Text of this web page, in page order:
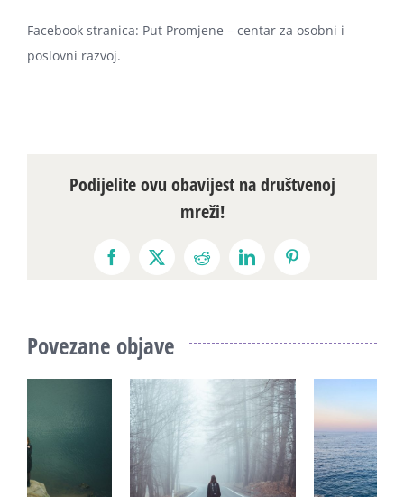
Facebook stranica: Put Promjene – centar za osobni i
poslovni razvoj.
Podijelite ovu obavijest na društvenoj
mreži!
Facebook
X RedditLinkedInPinterest
Povezane objave